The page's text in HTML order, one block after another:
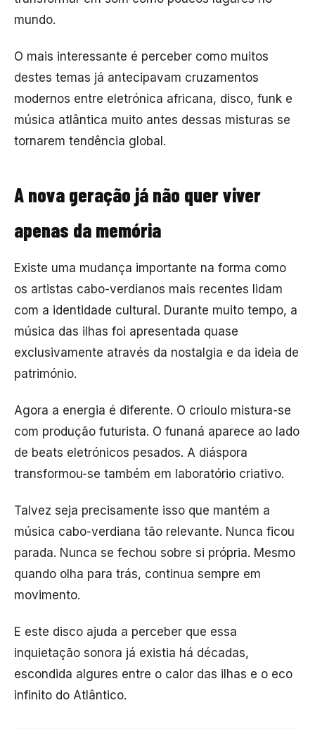
mundo.
O mais interessante é perceber como muitos
destes temas já antecipavam cruzamentos
modernos entre eletrónica africana, disco, funk e
música atlântica muito antes dessas misturas se
tornarem tendência global.
A nova geração já não quer viver
apenas da memória
Existe uma mudança importante na forma como
os artistas cabo-verdianos mais recentes lidam
com a identidade cultural. Durante muito tempo, a
música das ilhas foi apresentada quase
exclusivamente através da nostalgia e da ideia de
património.
Agora a energia é diferente. O crioulo mistura-se
com produção futurista. O funaná aparece ao lado
de beats eletrónicos pesados. A diáspora
transformou-se também em laboratório criativo.
Talvez seja precisamente isso que mantém a
música cabo-verdiana tão relevante. Nunca ficou
parada. Nunca se fechou sobre si própria. Mesmo
quando olha para trás, continua sempre em
movimento.
E este disco ajuda a perceber que essa
inquietação sonora já existia há décadas,
escondida algures entre o calor das ilhas e o eco
infinito do Atlântico.